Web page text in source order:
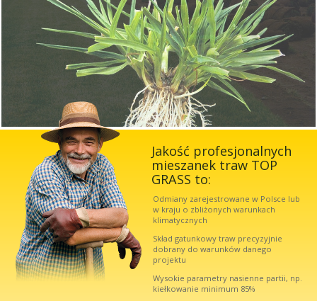
Jakość profesjonalnych
mieszanek traw TOP
GRASS to:
Odmiany zarejestrowane w Polsce lub
w kraju o zbliżonych warunkach
klimatycznych
Skład gatunkowy traw precyzyjnie
dobrany do warunków danego
projektu
Wysokie parametry nasienne partii, np.
kiełkowanie minimum 85%